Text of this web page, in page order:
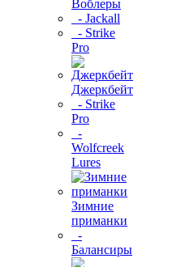
Воблеры
- Jackall
- Strike
Pro
Джеркбейт
- Strike
Pro
-
Wolfcreek
Lures
Зимние
приманки
-
Балансиры